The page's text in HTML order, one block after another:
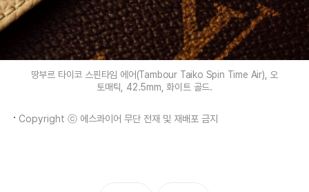
땅부르 타이코 스핀타임 에어(Tambour Taiko Spin Time Air), 오
토매틱, 42.5mm, 화이트 골드.
Copyright ⓒ 에스콰이어 무단 전재 및 재배포 금지